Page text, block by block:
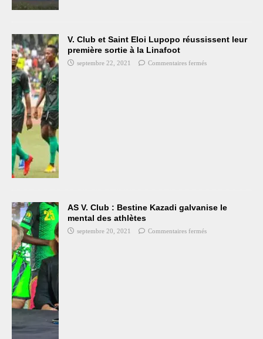
V. Club et Saint Eloi Lupopo réussissent leur
première sortie à la Linafoot
septembre 22, 2021 Commentaires fermés
AS V. Club : Bestine Kazadi galvanise le
mental des athlètes
septembre 20, 2021 Commentaires fermés